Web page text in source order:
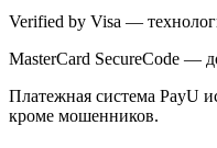
Verified by Visa —
MasterCard SecureCode —
Платежная система PayU
кроме мошенников.